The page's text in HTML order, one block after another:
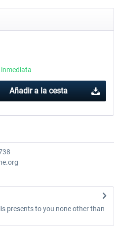
X-Plane.org - King Air 350
Añadir a la cesta
presents to you none other than